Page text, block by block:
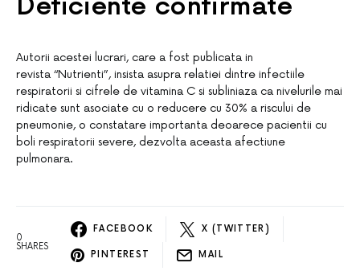
Deficiente confirmate
Autorii acestei lucrari, care a fost publicata in
revista “Nutrienti”, insista asupra relatiei dintre infectiile
respiratorii si cifrele de vitamina C si subliniaza ca nivelurile mai
ridicate sunt asociate cu o reducere cu 30% a riscului de
pneumonie, o constatare importanta deoarece pacientii cu
boli respiratorii severe, dezvolta aceasta afectiune
pulmonara.
0
SHARES
FACEBOOK X (TWITTER)
PINTEREST MAIL